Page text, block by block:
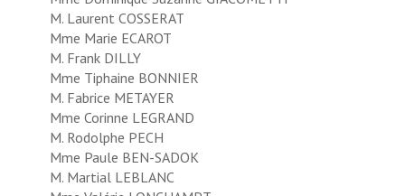
M. Laurent COSSERAT
Mme Marie ECAROT
M. Frank DILLY
Mme Tiphaine BONNIER
M. Fabrice METAYER
Mme Corinne LEGRAND
M. Rodolphe PECH
Mme Paule BEN-SADOK
M. Martial LEBLANC